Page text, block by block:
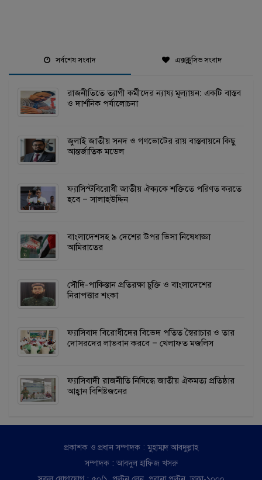
সর্বশেষ সংবাদ এক্সক্লুসিভ সংবাদ
রাজনীতিতে ত্যাগী কর্মীদের ন্যায্য মূল্যায়ন: একটি বাস্তব
ও দার্শনিক পর্যালোচনা
জুলাই জাতীয় সনদ ও গণভোটের রায় বাস্তবায়নে কিছু
আন্তর্জাতিক মডেল
ফ্যাসিস্টবিরোধী জাতীয় ঐক্যকে শক্তিতে পরিণত করতে
হবে – সালাহউদ্দিন
বাংলাদেশসহ ৯ দেশের উপর ভিসা নিষেধাজ্ঞা
আমিরাতের
সৌদি-পাকিস্তান প্রতিরক্ষা চুক্তি ও বাংলাদেশের
নিরাপত্তার শংকা
ফ্যাসিবাদ বিরোধীদের বিভেদ পতিত স্বৈরাচার ও তার
দোসরদের লাভবান করবে – খেলাফত মজলিস
ফ্যাসিবাদী রাজনীতি নিষিদ্ধে জাতীয় ঐকমত্য প্রতিষ্ঠার
আহ্বান বিশিষ্টজনের
প্রকাশক ও প্রধান সম্পাদক : মুহাম্মদ আবদুল্লাহ
সম্পাদক : আবদুল হাফিজ খসরু